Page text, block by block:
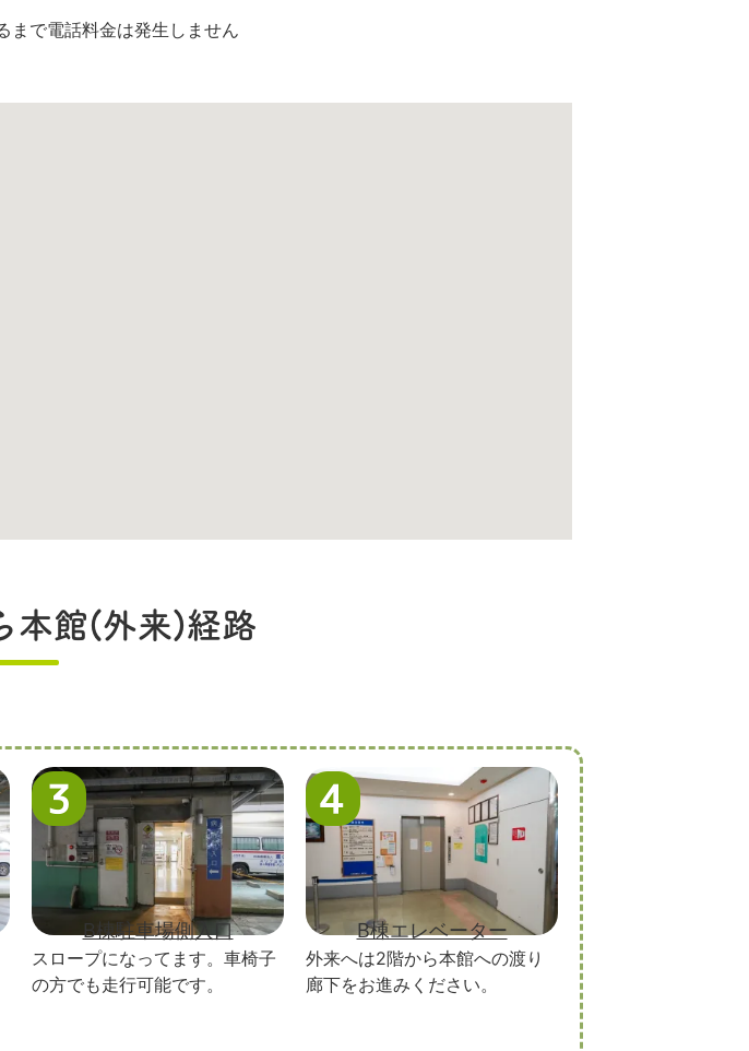
まで電話料金は発生しません
本館(外来)経路
B棟駐車場側入口
スロープになってます。車椅子
の方でも走行可能です。
B棟エレベーター
外来へは2階から本館への渡り
廊下をお進みください。